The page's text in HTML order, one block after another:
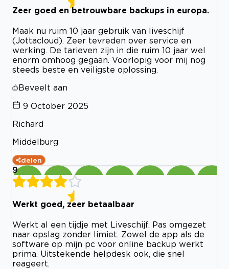
Zeer goed en betrouwbare backups in europa.
Maak nu ruim 10 jaar gebruik van liveschijf
(Jottacloud). Zeer tevreden over service en
werking. De tarieven zijn in die ruim 10 jaar wel
enorm omhoog gegaan. Voorlopig voor mij nog
steeds beste en veiligste oplossing.
Beveelt aan
9 October 2025
Richard
Middelburg
delen
9
Werkt goed, zeer betaalbaar
Werkt al een tijdje met Liveschijf. Pas omgezet
naar opslag zonder limiet. Zowel de app als de
software op mijn pc voor online backup werkt
prima. Uitstekende helpdesk ook, die snel
reageert.